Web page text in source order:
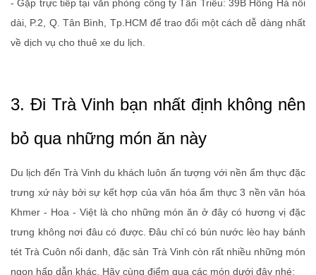
- Gặp trực tiếp tại văn phòng công ty Tân Triều: 39B Hồng Hà nối
dài, P.2, Q. Tân Bình, Tp.HCM để trao đổi một cách dễ dàng nhất
về dịch vụ cho thuê xe du lịch.
3. Đi Trà Vinh bạn nhất định không nên
bỏ qua những món ăn này
Du lịch đến Trà Vinh du khách luôn ấn tượng với nền ẩm thực đặc
trưng xứ này bởi sự kết hợp của văn hóa ẩm thực 3 nền văn hóa
Khmer - Hoa - Việt là cho những món ăn ở đây có hương vị đặc
trưng không nơi đâu có được. Đâu chỉ có bún nước lèo hay bánh
tét Trà Cuôn nổi danh, đặc sản Trà Vinh còn rất nhiều những món
ngon hấp dẫn khác. Hãy cùng điểm qua các món dưới đây nhé: